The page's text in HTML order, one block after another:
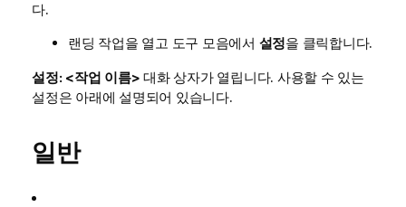
다.
랜딩 작업을 열고 도구 모음에서 설정을 클릭합니다.
설정: <작업 이름> 대화 상자가 열립니다. 사용할 수 있는
설정은 아래에 설명되어 있습니다.
일반